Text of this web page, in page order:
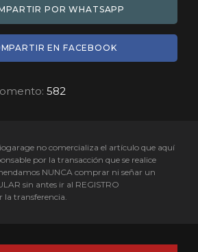
POR WHATSAPP
EN FACEBOOK
582
no comercializa el artículo que aquí
por la transacción que se realice
NUNCA comprar ni señar un
sin antes ir al REGISTRO
transferencia.